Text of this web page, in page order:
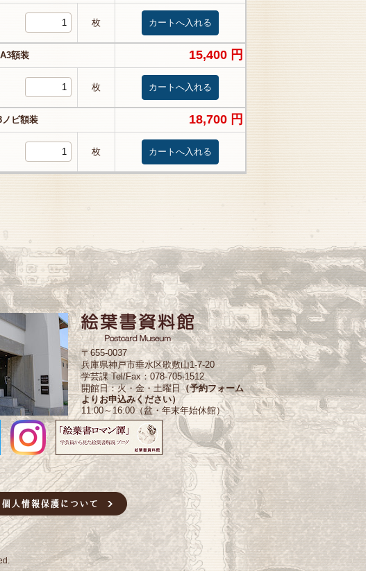
枚
A3額装 15,400 円
枚
ノビ額装 18,700 円
枚
〒655-0037
兵庫県神戸市垂水区歌敷山1-7-20
学芸課 Tel/Fax：078-705-1512
開館日：火・金・土曜日 （予約フォーム
よりお申込みください）
11:00～16:00（盆・年末年始休館）